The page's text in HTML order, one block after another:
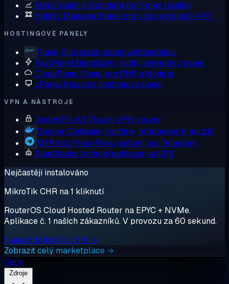
MetaTrader 4 Standard pro Forex trading
Hiddify Manager Panel pro více protokolů VPN
HOSTINGOVÉ PANELY
Plesk Full-stack panel webhostingu
FastPanel Bezplatný rychlý serverový panel
CloudPanel Panel pro PHP a Node.js
cPanel Klasický hostingový panel
VPN A NÁSTROJE
OpenVPN AS Vlastní VPN server
Docker Container runtime, připravený k použití
MTProto Proxy Proxy nativní pro Telegram
BlueStacks Android aplikace na VPS
Nejčastěji instalováno
MikroTik CHR na 1 kliknutí
RouterOS Cloud Hosted Router na EPYC + NVMe.
Aplikace č. 1 našich zákazníků. V provozu za 60 sekund.
Nasadit MikroTik CHR →
Zobrazit celý marketplace →
Ceny